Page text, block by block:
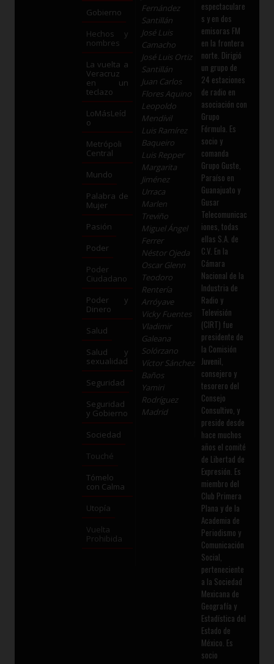
Gobierno
Hechos y
nombres
La vuelta a
Veracruz
en un
teclazo
LoMásLeíd
o
Metrópoli
Central
Mundo
Palabra de
Mujer
Pasión
Poder
Poder
Ciudadano
Poder y
Dinero
Salud
Salud y
sexualidad
Seguridad
Seguridad
y Gobierno
Sociedad
Touché
Tómelo
con Calma
Utopía
Vuelta
Prohibida
Fernández
Santillán
José Luis
Camacho
José Luis Ortiz
Santillán
Juan Carlos
Flores Aquino
Leopoldo
Mendívil
Luis Ramírez
Baqueiro
Luis Repper
Margarita
Jiménez
Urraca
Marlen
Treviño
Miguel Ángel
Ferrer
Néstor Ojeda
Oscar Glenn
Teodoro
Rentería
Arróyave
Vicky Fuentes
Vladimir
Galeana
Solórzano
Víctor Sánchez
Baños
Yamiri
Rodríguez
Madrid
espectaculare
s y en dos
emisoras FM
en la frontera
norte. Dirigió
un grupo de
24 estaciones
de radio en
asociación con
Grupo
Fórmula. Es
socio y
comanda
Grupo Guste,
Paraíso en
Guanajuato y
Gusar
Telecomunicac
iones, todas
ellas S.A. de
C.V. En la
Cámara
Nacional de la
Industria de
Radio y
Televisión
(CIRT) fue
presidente de
la Comisión
Juvenil,
consejero y
tesorero del
Consejo
Consultivo, y
preside desde
hace muchos
años el comité
de Libertad de
Expresión. Es
miembro del
Club Primera
Plana y de la
Academia de
Periodismo y
Comunicación
Social,
perteneciente
a la Sociedad
Mexicana de
Geografía y
Estadística del
Estado de
México. Es
socio